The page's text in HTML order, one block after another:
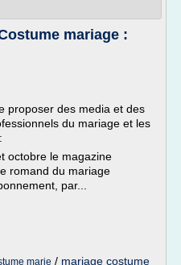
mariage :
proposer des media et des
du mariage et les
octobre le magazine
romand du mariage
par...
marie / mariage costume